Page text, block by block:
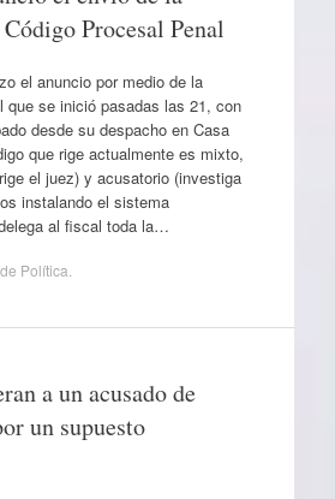
Procesal Penal
el anuncio por medio de la
que se inició pasadas las 21, con
desde su despacho en Casa
que rige actualmente es mixto,
el juez) y acusatorio (investiga
instalando el sistema
al fiscal toda la…
de Política
a un acusado de
un supuesto